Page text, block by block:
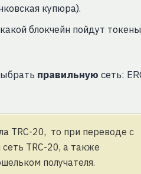
купюра).
блокчейн пойдут
правильную сеть:
TRC-20, то при переводе с
TRC-20, а также
получателя.